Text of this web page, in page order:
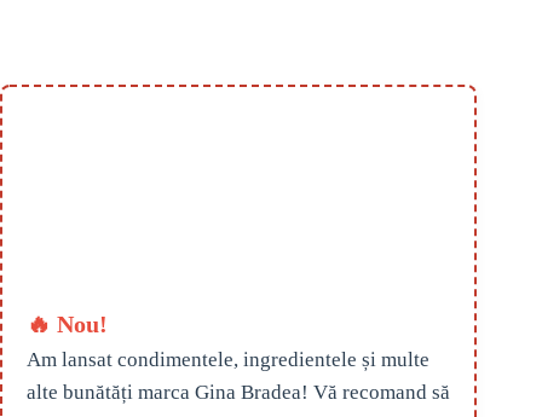
🔥 Nou!
Am lansat condimentele, ingredientele și multe
alte bunătăți marca Gina Bradea! Vă recomand să